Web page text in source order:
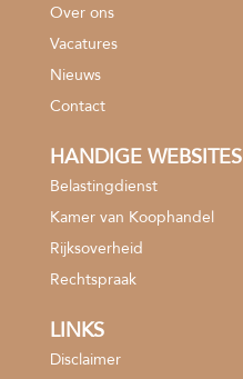
Over ons
Vacatures
Nieuws
Contact
HANDIGE WEBSITES
Belastingdienst
Kamer van Koophandel
Rijksoverheid
Rechtspraak
LINKS
Disclaimer